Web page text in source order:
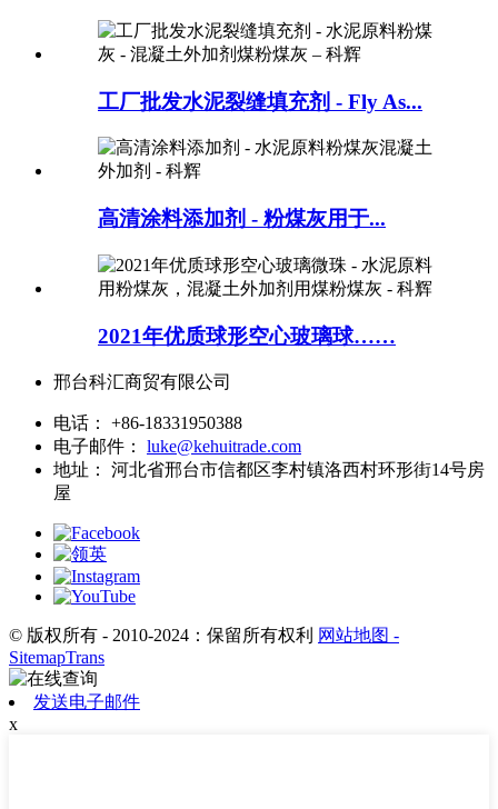
工厂批发水泥裂缝填充剂 - Fly As...
高清涂料添加剂 - 粉煤灰用于...
2021年优质球形空心玻璃球……
邢台科汇商贸有限公司
电话：
+86-18331950388
电子邮件：
luke@kehuitrade.com
地址：
河北省邢台市信都区李村镇洛西村环形街14号房
屋
© 版权所有 - 2010-2024：保留所有权利 网站地图 -
SitemapTrans
发送电子邮件
x